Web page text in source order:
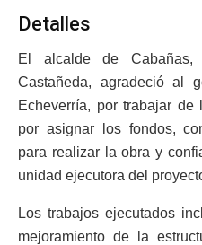
Detalles
El alcalde de Cabañas,
Castañeda, agradeció al
Echeverría, por trabajar
por asignar los fondos,
para realizar la obra y
unidad ejecutora del
Los trabajos ejecutados
mejoramiento de la